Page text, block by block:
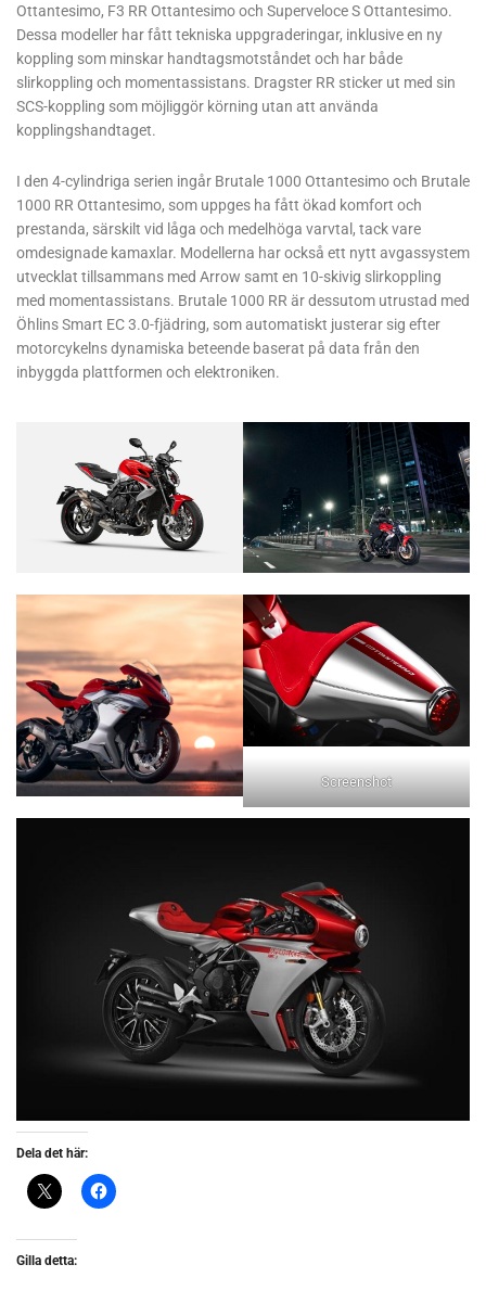
Ottantesimo, F3 RR Ottantesimo och Superveloce S Ottantesimo.
Dessa modeller har fått tekniska uppgraderingar, inklusive en ny
koppling som minskar handtagsmotståndet och har både
slirkoppling och momentassistans. Dragster RR sticker ut med sin
SCS-koppling som möjliggör körning utan att använda
kopplingshandtaget.
I den 4-cylindriga serien ingår Brutale 1000 Ottantesimo och Brutale
1000 RR Ottantesimo, som uppges ha fått ökad komfort och
prestanda, särskilt vid låga och medelhöga varvtal, tack vare
omdesignade kamaxlar. Modellerna har också ett nytt avgassystem
utvecklat tillsammans med Arrow samt en 10-skivig slirkoppling
med momentassistans. Brutale 1000 RR är dessutom utrustad med
Öhlins Smart EC 3.0-fjädring, som automatiskt justerar sig efter
motorcykelns dynamiska beteende baserat på data från den
inbyggda plattformen och elektroniken.
Screenshot
Dela det här:
Gilla detta: